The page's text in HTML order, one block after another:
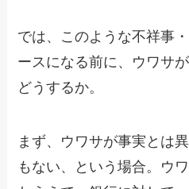
では、このような不祥事
ースになる前に、ウワサ
どうするか。
まず、ウワサが事実とは
もない、という場合。ウ